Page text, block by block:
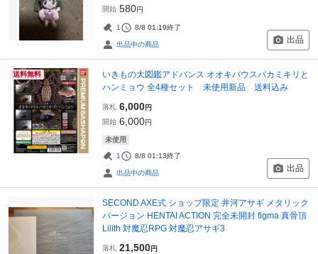
開始 580円
1 8/8 01:19終了
出品中の商品 出品
送料無料
いきもの大図鑑アドバンス オオキバウスバカミキリと
ハンミョウ 全4種セット 未使用新品 送料込み
落札 6,000円
開始 6,000円
未使用
1 8/8 01:13終了
出品中の商品 出品
SECOND AXE式 ショップ限定 井河アサギ メタリック
バージョン HENTAI ACTION 完全未開封 figma 真骨頂
Lilith 対魔忍RPG 対魔忍アサギ3
落札 21,500円